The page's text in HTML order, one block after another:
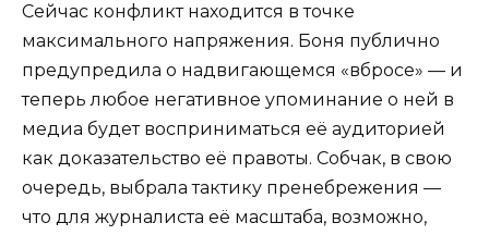
Сейчас конфликт находится в точке
максимального напряжения. Боня публично
предупредила о надвигающемся «вбросе» — и
теперь любое негативное упоминание о ней в
медиа будет восприниматься её аудиторией
как доказательство её правоты. Собчак, в свою
очередь, выбрала тактику пренебрежения —
что для журналиста её масштаба, возможно,